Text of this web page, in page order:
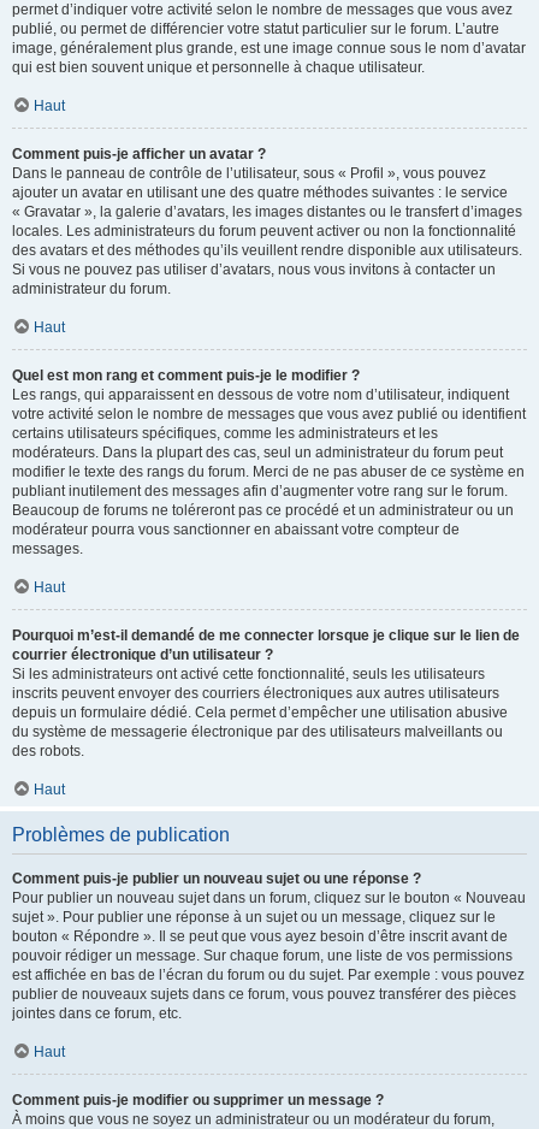
permet d’indiquer votre activité selon le nombre de messages que vous avez
publié, ou permet de différencier votre statut particulier sur le forum. L’autre
image, généralement plus grande, est une image connue sous le nom d’avatar
qui est bien souvent unique et personnelle à chaque utilisateur.
Haut
Comment puis-je afficher un avatar ?
Dans le panneau de contrôle de l’utilisateur, sous « Profil », vous pouvez
ajouter un avatar en utilisant une des quatre méthodes suivantes : le service
« Gravatar », la galerie d’avatars, les images distantes ou le transfert d’images
locales. Les administrateurs du forum peuvent activer ou non la fonctionnalité
des avatars et des méthodes qu’ils veuillent rendre disponible aux utilisateurs.
Si vous ne pouvez pas utiliser d’avatars, nous vous invitons à contacter un
administrateur du forum.
Haut
Quel est mon rang et comment puis-je le modifier ?
Les rangs, qui apparaissent en dessous de votre nom d’utilisateur, indiquent
votre activité selon le nombre de messages que vous avez publié ou identifient
certains utilisateurs spécifiques, comme les administrateurs et les
modérateurs. Dans la plupart des cas, seul un administrateur du forum peut
modifier le texte des rangs du forum. Merci de ne pas abuser de ce système en
publiant inutilement des messages afin d’augmenter votre rang sur le forum.
Beaucoup de forums ne toléreront pas ce procédé et un administrateur ou un
modérateur pourra vous sanctionner en abaissant votre compteur de
messages.
Haut
Pourquoi m’est-il demandé de me connecter lorsque je clique sur le lien de
courrier électronique d’un utilisateur ?
Si les administrateurs ont activé cette fonctionnalité, seuls les utilisateurs
inscrits peuvent envoyer des courriers électroniques aux autres utilisateurs
depuis un formulaire dédié. Cela permet d’empêcher une utilisation abusive
du système de messagerie électronique par des utilisateurs malveillants ou
des robots.
Haut
Problèmes de publication
Comment puis-je publier un nouveau sujet ou une réponse ?
Pour publier un nouveau sujet dans un forum, cliquez sur le bouton « Nouveau
sujet ». Pour publier une réponse à un sujet ou un message, cliquez sur le
bouton « Répondre ». Il se peut que vous ayez besoin d’être inscrit avant de
pouvoir rédiger un message. Sur chaque forum, une liste de vos permissions
est affichée en bas de l’écran du forum ou du sujet. Par exemple : vous pouvez
publier de nouveaux sujets dans ce forum, vous pouvez transférer des pièces
jointes dans ce forum, etc.
Haut
Comment puis-je modifier ou supprimer un message ?
À moins que vous ne soyez un administrateur ou un modérateur du forum,